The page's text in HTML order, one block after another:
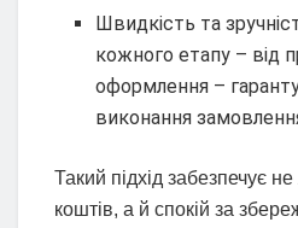
Швидкість та
кожного етапу – від
оформлення –
виконання
Такий підхід забезпечує
коштів, а й спокій за